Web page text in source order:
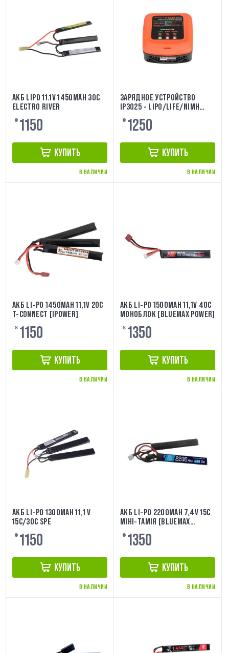
АКБ LIPO 11.1V 1450MAH 30C
ELECTRO RIVER
₴ 1150
КУПИТЬ
В НАЛИЧИИ
ЗАРЯДНОЕ УСТРОЙСТВО
IP3025 - LIPO/LIFE/NIMH
25W/3A IPOWER
₴ 1250
КУПИТЬ
В НАЛИЧИИ
АКБ LI-PO 1450MAH 11,1V 20C
T-CONNECT [IPOWER]
₴ 1150
КУПИТЬ
В НАЛИЧИИ
АКБ LI-PO 1500MAH 11,1V 40C
МОНОБЛОК [BLUEMAX POWER]
₴ 1350
КУПИТЬ
В НАЛИЧИИ
АКБ LI-PO 1300MAH 11,1 V
15C/30C SPE
₴ 1150
КУПИТЬ
В НАЛИЧИИ
АКБ LI-PO 2200MAH 7,4V 15C
МІНІ-ТАМІЯ [BLUEMAX
POWER]
₴ 1350
КУПИТЬ
В НАЛИЧИИ